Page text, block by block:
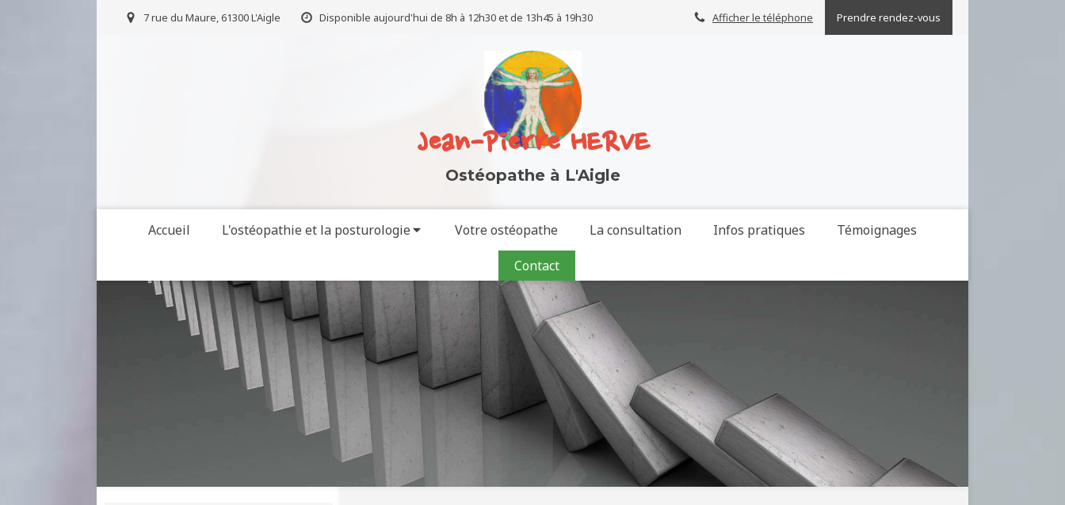
7 rue du Maure, 61300 L'Aigle Disponible aujourd'hui de 8h à 12h30 et de 13h45 à 19h30 Prendre rendez-vous
Afficher le téléphone
Jean-Pierre HERVE
Ostéopathe à L'Aigle
Accueil L'ostéopathie et la posturologie Votre ostéopathe La consultation Infos pratiques Témoignages
Contact